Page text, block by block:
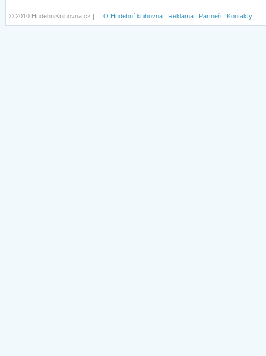
© 2010 HudebniKnihovna.cz | O Hudební knihovna Reklama Partneři Kontakty